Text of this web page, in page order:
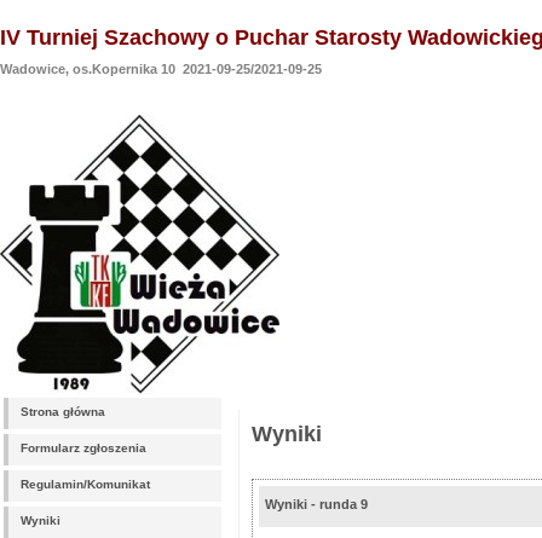
IV Turniej Szachowy o Puchar Starosty
Wadowice, os.Kopernika 10 2021-09-25/2021-09-25
Strona główna
Formularz zgłoszenia
Regulamin/Komunikat
Wyniki
Wyniki
Wyniki - runda 9